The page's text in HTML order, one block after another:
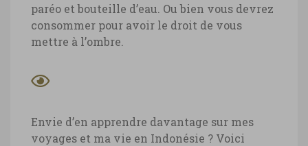
paréo et bouteille d’eau. Ou bien vous devrez
consommer pour avoir le droit de vous
mettre à l’ombre.
Envie d’en apprendre davantage sur mes
voyages et ma vie en Indonésie ? Voici